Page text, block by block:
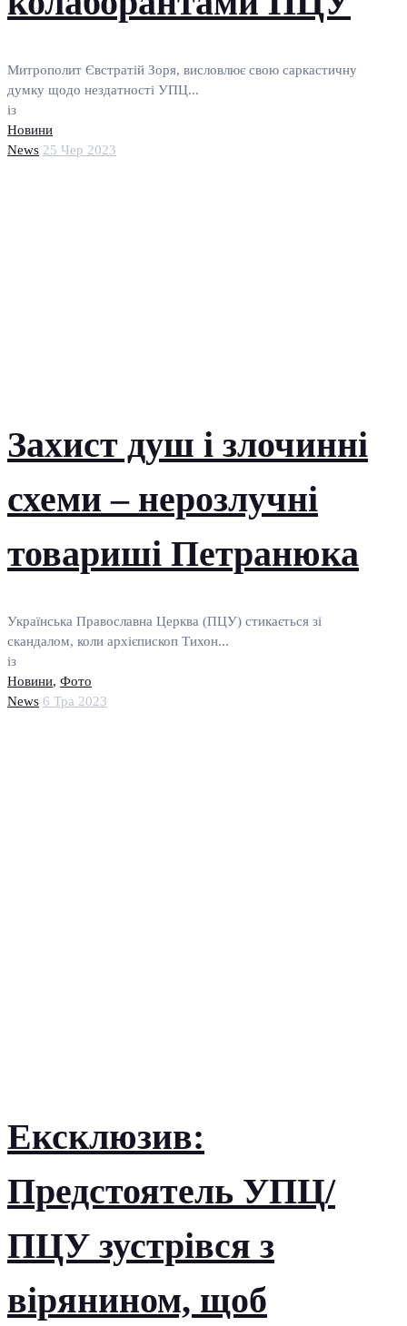
Митрополит Євстратій Зоря, висловлює свою саркастичну
думку щодо нездатності УПЦ...
із
Новини
News 25 Чер 2023
Захист душ і злочинні
схеми – нерозлучні
товариші Петранюка
Українська Православна Церква (ПЦУ) стикається зі
скандалом, коли архієпископ Тихон...
із
Новини, Фото
News 6 Тра 2023
Ексклюзив:
Предстоятель УПЦ/
ПЦУ зустрівся з
вірянином, щоб